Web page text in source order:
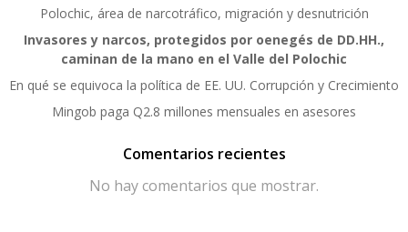
Polochic, área de narcotráfico, migración y desnutrición
Invasores y narcos, protegidos por oenegés de DD.HH.,
caminan de la mano en el Valle del Polochic
En qué se equivoca la política de EE. UU. Corrupción y Crecimiento
Mingob paga Q2.8 millones mensuales en asesores
Comentarios recientes
No hay comentarios que mostrar.